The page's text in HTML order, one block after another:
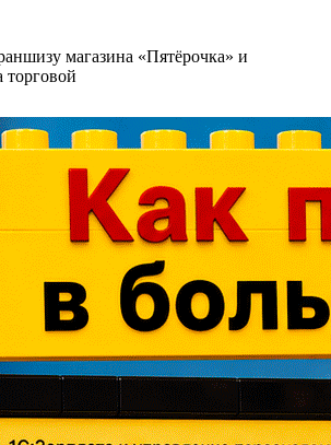
магазина «Пятёрочка» и
торговой